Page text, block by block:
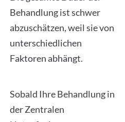
Behandlung ist schwer
abzuschätzen, weil sie von
unterschiedlichen
Faktoren abhängt.
Sobald Ihre Behandlung in
der Zentralen